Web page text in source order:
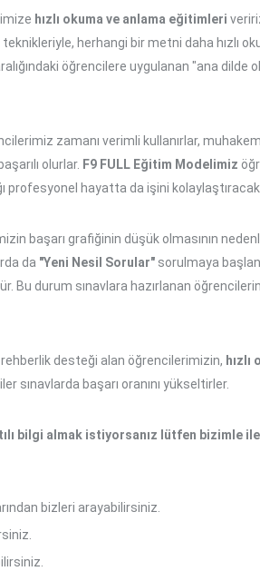
hızlı okuma ve anlama eğitimleri
herhangi bir metni daha hızlı
öğrencilere uygulanan "ana dilde
zamanı verimli kullanırlar,
olurlar. F9 FULL Eğitim Modelimiz
profesyonel hayatta da işini
başarı grafiğinin düşük olmasının
da "Yeni Nesil Sorular" sorulmaya
Bu durum sınavlara hazırlanan
desteği alan öğrencilerimizin, hızlı
sınavlarda başarı oranını yükseltirler.
bilgi almak istiyorsanız lütfen bizimle
bizleri arayabilirsiniz.